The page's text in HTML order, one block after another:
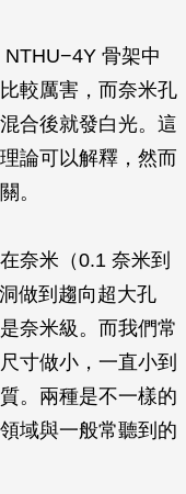
骨架中
較厲害，而奈米孔
合後就發白光。這
論可以解釋，然而
。
奈米（0.1 奈米到
做到趨向超大孔
奈米級。而我們常
寸做小，一直小到
。兩種是不一樣的
域與一般常聽到的